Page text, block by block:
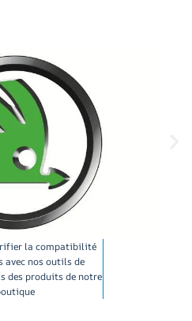
la compatibilité
avec nos outils de
des produits de notre